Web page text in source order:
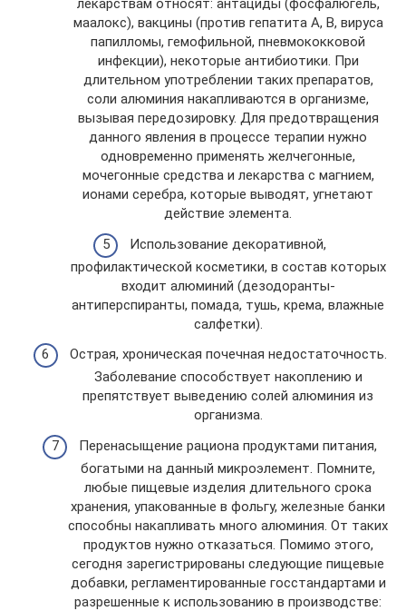
лекарствам относят: антациды (фосфалюгель,
маалокс), вакцины (против гепатита A, В, вируса
папилломы, гемофильной, пневмококковой
инфекции), некоторые антибиотики. При
длительном употреблении таких препаратов,
соли алюминия накапливаются в организме,
вызывая передозировку. Для предотвращения
данного явления в процессе терапии нужно
одновременно применять желчегонные,
мочегонные средства и лекарства с магнием,
ионами серебра, которые выводят, угнетают
действие элемента.
Использование декоративной,
профилактической косметики, в состав которых
входит алюминий (дезодоранты-
антиперспиранты, помада, тушь, крема, влажные
салфетки).
Острая, хроническая почечная недостаточность.
Заболевание способствует накоплению и
препятствует выведению солей алюминия из
организма.
Перенасыщение рациона продуктами питания,
богатыми на данный микроэлемент. Помните,
любые пищевые изделия длительного срока
хранения, упакованные в фольгу, железные банки
способны накапливать много алюминия. От таких
продуктов нужно отказаться. Помимо этого,
сегодня зарегистрированы следующие пищевые
добавки, регламентированные госстандартами и
разрешенные к использованию в производстве: